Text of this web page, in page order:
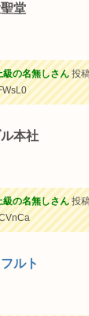
堂
級の名無しさん投
本社
級の名無しさん投
ルト